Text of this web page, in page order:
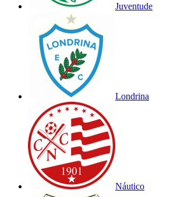
Juventude
Londrina
Náutico